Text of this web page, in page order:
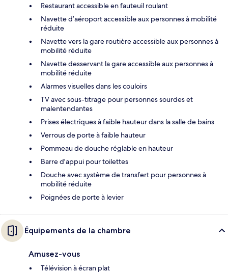
Restaurant accessible en fauteuil roulant
Navette d’aéroport accessible aux personnes à mobilité
réduite
Navette vers la gare routière accessible aux personnes à
mobilité réduite
Navette desservant la gare accessible aux personnes à
mobilité réduite
Alarmes visuelles dans les couloirs
TV avec sous-titrage pour personnes sourdes et
malentendantes
Prises électriques à faible hauteur dans la salle de bains
Verrous de porte à faible hauteur
Pommeau de douche réglable en hauteur
Barre d'appui pour toilettes
Douche avec système de transfert pour personnes à
mobilité réduite
Poignées de porte à levier
Équipements de la chambre
Amusez-vous
Télévision à écran plat